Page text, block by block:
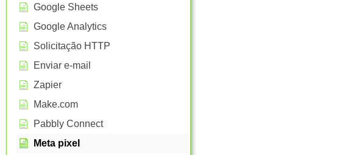
Google Sheets
Google Analytics
Solicitação HTTP
Enviar e-mail
Zapier
Make.com
Pabbly Connect
Meta pixel